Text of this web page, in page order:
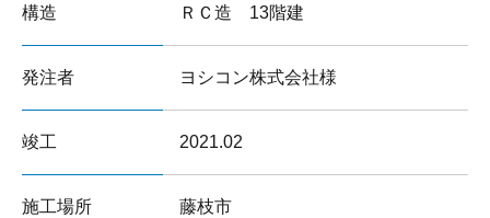
構造 ＲＣ造 13階建
発注者 ヨシコン株式会社様
竣工 2021.02
施工場所 藤枝市